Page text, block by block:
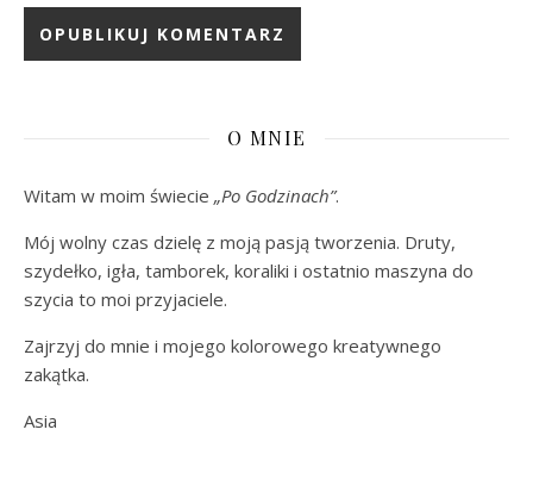
O MNIE
Witam w moim świecie „Po Godzinach”.
Mój wolny czas dzielę z moją pasją tworzenia. Druty,
szydełko, igła, tamborek, koraliki i ostatnio maszyna do
szycia to moi przyjaciele.
Zajrzyj do mnie i mojego kolorowego kreatywnego
zakątka.
Asia